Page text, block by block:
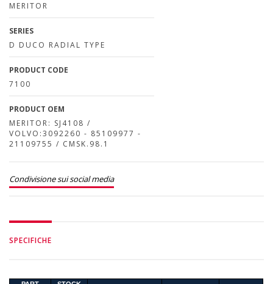
MERITOR
SERIES
D DUCO RADIAL TYPE
PRODUCT CODE
7100
PRODUCT OEM
MERITOR: SJ4108 /
VOLVO:3092260 - 85109977 -
21109755 / CMSK.98.1
Condivisione sui social media
SPECIFICHE